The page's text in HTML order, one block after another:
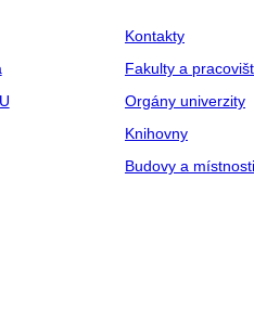
Kontakty
Fakulty a
Orgány univerzity
Knihovny
Budovy a místnosti